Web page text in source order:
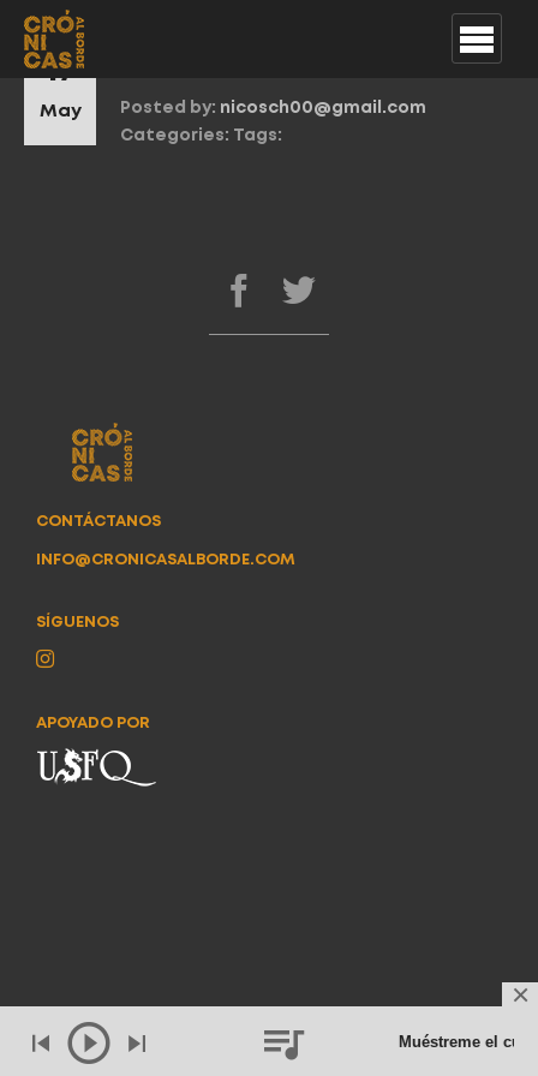
Posted by: nicosch00@gmail.com
Categories: Tags:
17
May
CONTÁCTANOS
INFO@CRONICASALBORDE.COM
SÍGUENOS
APOYADO POR
Muéstreme el